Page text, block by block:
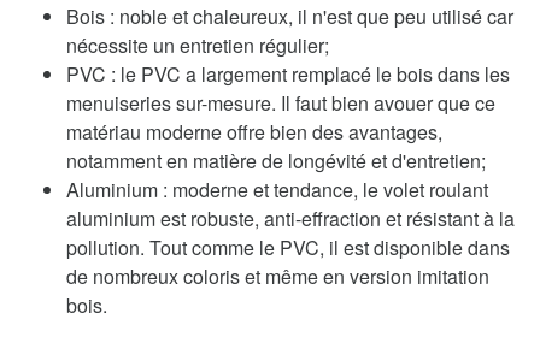
Bois : noble et chaleureux, il n'est que peu utilisé car
nécessite un entretien régulier;
PVC : le PVC a largement remplacé le bois dans les
menuiseries sur-mesure. Il faut bien avouer que ce
matériau moderne offre bien des avantages,
notamment en matière de longévité et d'entretien;
Aluminium : moderne et tendance, le volet roulant
aluminium est robuste, anti-effraction et résistant à la
pollution. Tout comme le PVC, il est disponible dans
de nombreux coloris et même en version imitation
bois.